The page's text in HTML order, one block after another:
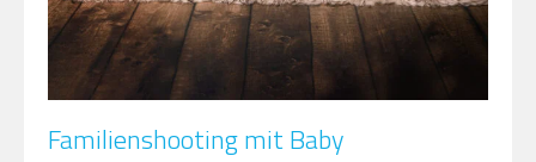
Familienshooting mit Baby